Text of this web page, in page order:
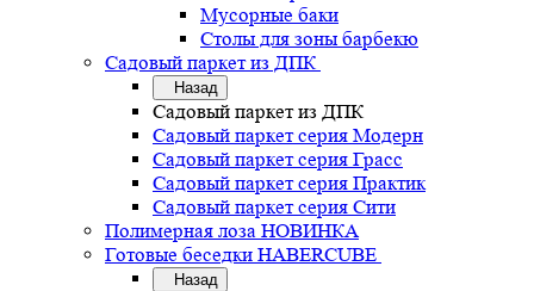
Мусорные баки
Столы для зоны барбекю
Садовый паркет из ДПК
Назад
Садовый паркет из ДПК
Садовый паркет серия Mодерн
Садовый паркет серия Грасс
Садовый паркет серия Практик
Садовый паркет серия Сити
Полимерная лоза НОВИНКА
Готовые беседки HABERCUBE
Назад